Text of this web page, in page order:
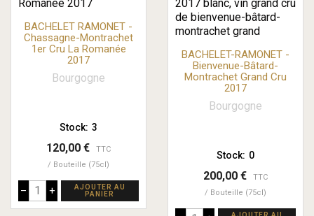
BACHELET RAMONET -
Chassagne-Montrachet
1er Cru La Romanée
2017
Bourgogne
Stock: 3
120,00 €
TTC
Bouteille (75cl)
– +
AJOUTER AU
PANIER
BACHELET-RAMONET -
Bienvenue-Bâtard-
Montrachet Grand Cru
2017
Bourgogne
Stock: 0
200,00 €
TTC
Bouteille (75cl)